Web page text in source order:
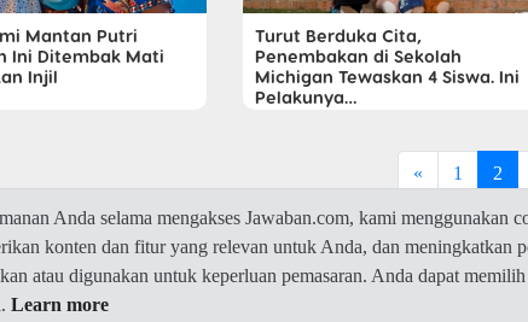
Mantan Putri
Ini Ditembak Mati
Injil
Turut Berduka Cita,
Penembakan di Sekolah
Michigan Tewaskan 4 Siswa. Ini
Pelakunya…
« 1 2
Anda selama mengakses Jawaban.com, kami menggunakan
konten dan fitur yang relevan untuk Anda, dan meningkatkan
atau digunakan untuk keperluan pemasaran. Anda dapat
Learn more
© 2026